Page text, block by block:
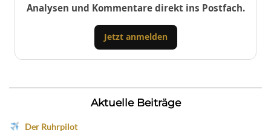
Analysen und Kommentare direkt ins Postfach.
Jetzt anmelden
Aktuelle Beiträge
Der Ruhrpilot